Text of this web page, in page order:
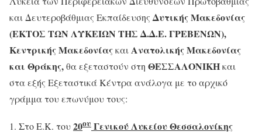
και Δευτεροβάθμιας ΕκπαίδευσηςΔυτικής Μακεδονίας
(ΕΚΤΟΣ ΤΩΝ ΛΥΚΕΙΩΝ ΤΗΣ Δ.Δ.Ε. ΓΡΕΒΕΝΩΝ),
Κεντρικής ΜακεδονίαςκαιΑνατολικής Μακεδονίας
και Θράκης,θα εξεταστούν στη ΘΕΣΣΑΛΟΝΙΚΗκαι
στα εξής Εξεταστικά Κέντρα ανάλογα με το αρχικό
γράμμα του επωνύμου τους:
Στο Ε.Κ. του20ου Γενικού Λυκείου Θεσσαλονίκης